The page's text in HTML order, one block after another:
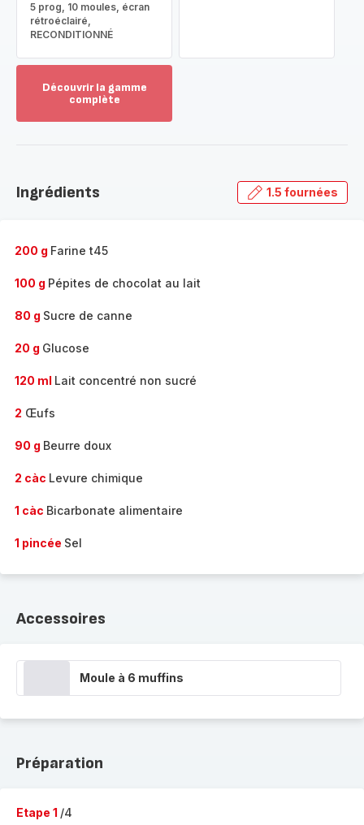
5 prog, 10 moules, écran
rétroéclairé,
RECONDITIONNÉ
Découvrir la gamme
complète
gamme
Ingrédients 1.5 fournées
200 g Farine t45
100 g Pépites de chocolat au lait
80 g Sucre de canne
20 g Glucose
120 ml Lait concentré non sucré
2 Œufs
90 g Beurre doux
2 càc Levure chimique
1 càc Bicarbonate alimentaire
1 pincée Sel
Accessoires
Moule à 6 muffins
Préparation
Etape 1 /4